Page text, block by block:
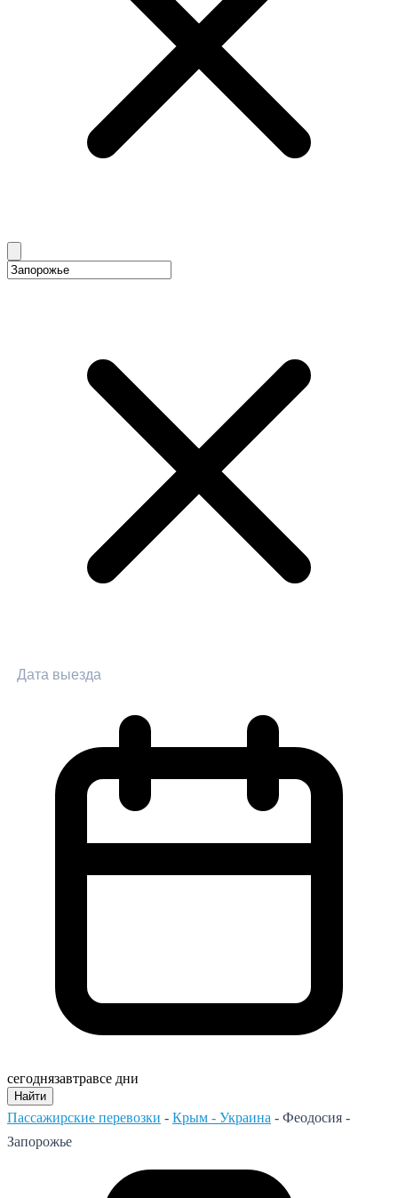
сегоднязавтравсе дни
Найти
Пассажирские перевозки - Крым - Украина - Феодосия -
Запорожье